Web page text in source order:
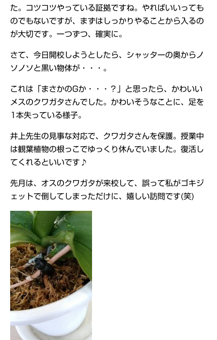
た。コツコツやっている証拠ですね。やればいいっても
のでもないですが、まずはしっかりやることから入るの
が大切です。一つずつ、確実に。
さて、今日開校しようとしたら、シャッターの奥からノ
ソノソと黒い物体が・・・。
これは「まさかのGか・・・？」と思ったら、かわいい
メスのクワガタさんでした。かわいそうなことに、足を
1本失っている様子。
井上先生の見事な対応で、クワガタさんを保護。授業中
は観葉植物の根っこでゆっくり休んでいました。復活し
てくれるといいです♪
先月は、オスのクワガタが来校して、誤って私がゴキジ
ェットで倒してしまっただけに、嬉しい訪問です(笑)